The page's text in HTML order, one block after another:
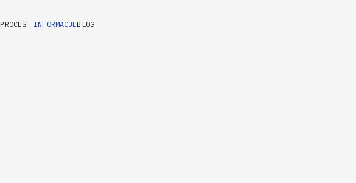
PROCES INFORMACJEBLOG